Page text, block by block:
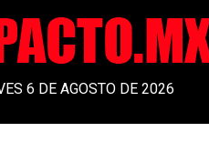
6 DE AGOSTO DE 2026